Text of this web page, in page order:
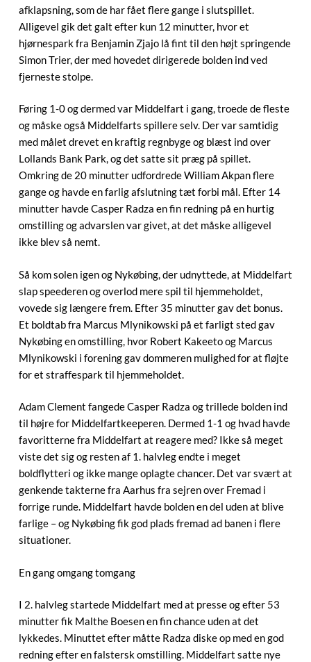
afklapsning, som de har fået flere gange i slutspillet.
Alligevel gik det galt efter kun 12 minutter, hvor et
hjørnespark fra Benjamin Zjajo lå fint til den højt springende
Simon Trier, der med hovedet dirigerede bolden ind ved
fjerneste stolpe.
Føring 1-0 og dermed var Middelfart i gang, troede de fleste
og måske også Middelfarts spillere selv. Der var samtidig
med målet drevet en kraftig regnbyge og blæst ind over
Lollands Bank Park, og det satte sit præg på spillet.
Omkring de 20 minutter udfordrede William Akpan flere
gange og havde en farlig afslutning tæt forbi mål. Efter 14
minutter havde Casper Radza en fin redning på en hurtig
omstilling og advarslen var givet, at det måske alligevel
ikke blev så nemt.
Så kom solen igen og Nykøbing, der udnyttede, at Middelfart
slap speederen og overlod mere spil til hjemmeholdet,
vovede sig længere frem. Efter 35 minutter gav det bonus.
Et boldtab fra Marcus Mlynikowski på et farligt sted gav
Nykøbing en omstilling, hvor Robert Kakeeto og Marcus
Mlynikowski i forening gav dommeren mulighed for at fløjte
for et straffespark til hjemmeholdet.
Adam Clement fangede Casper Radza og trillede bolden ind
til højre for Middelfartkeeperen. Dermed 1-1 og hvad havde
favoritterne fra Middelfart at reagere med? Ikke så meget
viste det sig og resten af 1. halvleg endte i meget
boldflytteri og ikke mange oplagte chancer. Det var svært at
genkende takterne fra Aarhus fra sejren over Fremad i
forrige runde. Middelfart havde bolden en del uden at blive
farlige – og Nykøbing fik god plads fremad ad banen i flere
situationer.
En gang omgang tomgang
I 2. halvleg startede Middelfart med at presse og efter 53
minutter fik Malthe Boesen en fin chance uden at det
lykkedes. Minuttet efter måtte Radza diske op med en god
redning efter en falstersk omstilling. Middelfart satte nye